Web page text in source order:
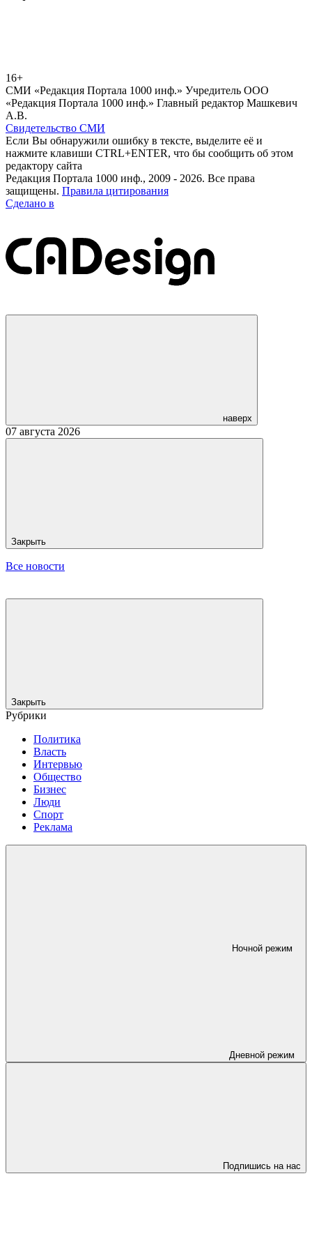
16+
СМИ «Редакция Портала 1000 инф.» Учредитель ООО
«Редакция Портала 1000 инф.» Главный редактор Машкевич
А.В.
Свидетельство СМИ
Если Вы обнаружили ошибку в тексте, выделите её и
нажмите клавиши CTRL+ENTER, что бы сообщить об этом
редактору сайта
Редакция Портала 1000 инф., 2009 - 2026. Все права
защищены. Правила цитирования
Сделано в
наверх
07 августа 2026
Закрыть
Все новости
Закрыть
Рубрики
Политика
Власть
Интервью
Общество
Бизнес
Люди
Спорт
Реклама
Ночной режим
Дневной режим
Подпишись на нас